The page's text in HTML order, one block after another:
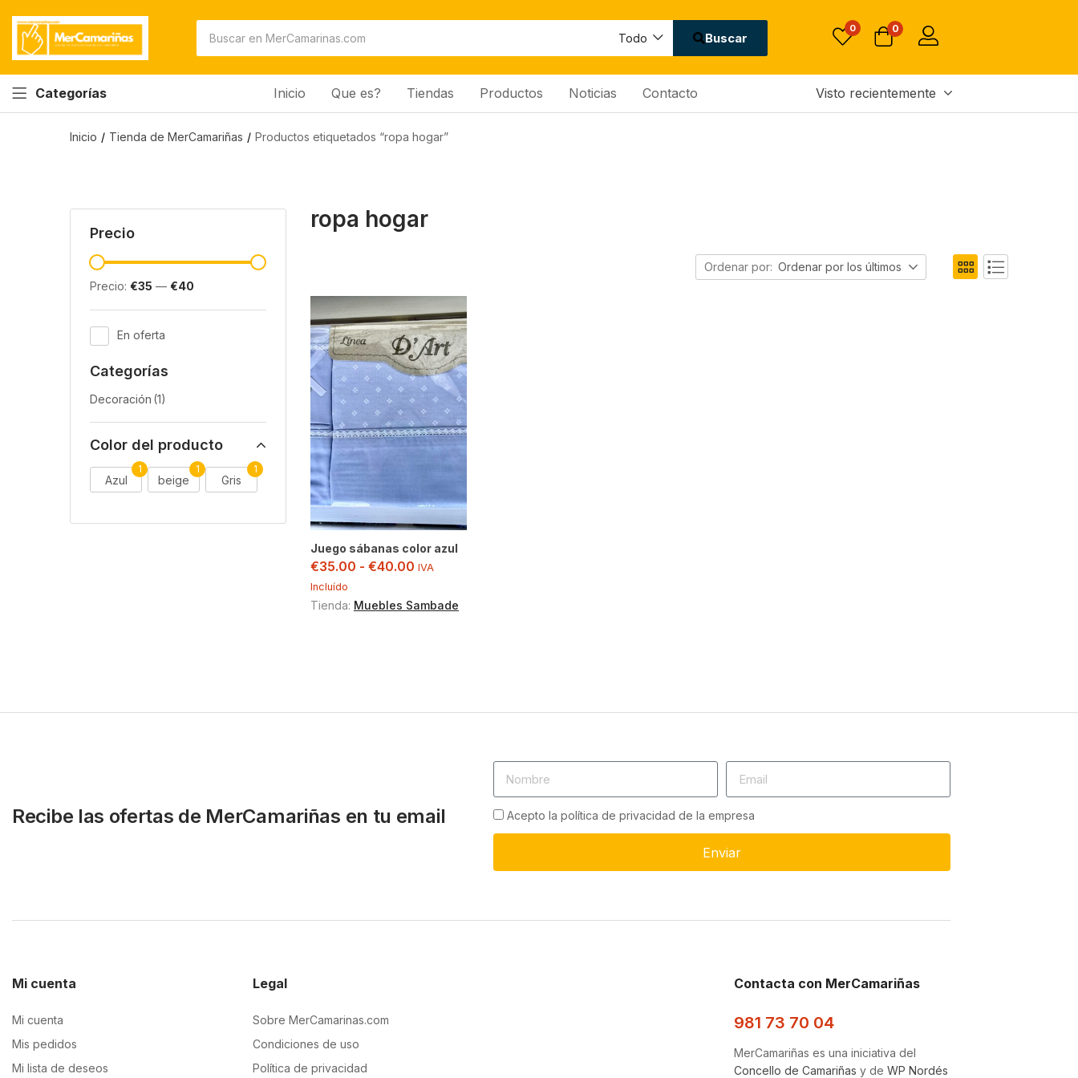
Todo Buscar
0 0
Categorías Inicio Que es? Tiendas Productos Noticias Contacto Visto recientemente
Inicio Tienda de MerCamariñas Productos etiquetados “ropa hogar”
Precio
Precio: €35 — €40
En oferta
Categorías
Decoración (1)
Color del producto
1
Azul
1
beige
1
Gris
ropa hogar
Ordenar por: Ordenar por los últimos
Juego sábanas color azul
€35.00 - €40.00 IVA
Incluído
Tienda: Muebles Sambade
Recibe las ofertas de MerCamariñas en tu email Acepto la política de privacidad de la empresa
Enviar
Mi cuenta
Mi cuenta
Mis pedidos
Mi lista de deseos
Legal
Sobre MerCamarinas.com
Condiciones de uso
Política de privacidad
Contacta con MerCamariñas
981 73 70 04
MerCamariñas es una iniciativa del
Concello de Camariñas y de WP Nordés